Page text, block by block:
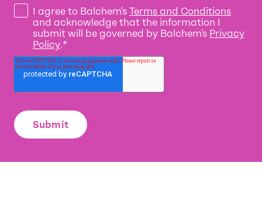
I agree to Balchem's Terms and Conditions
and acknowledge that the information I
submit will be governed by Balchem's Privacy
Policy.*